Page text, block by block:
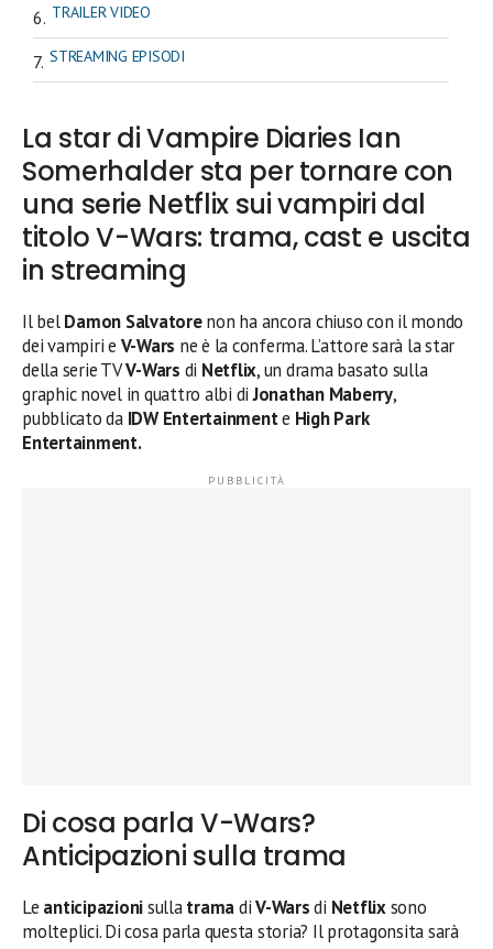
TRAILER VIDEO
STREAMING EPISODI
La star di Vampire Diaries Ian
Somerhalder sta per tornare con
una serie Netflix sui vampiri dal
titolo V-Wars: trama, cast e uscita
in streaming
Il belDamon Salvatorenon ha ancora chiuso con il mondo
dei vampiri e V-Wars ne è la conferma. L’attore sarà la star
della serie TVV-Wars di Netflix, un drama basato sulla
graphic novel in quattro albi diJonathan Maberry,
pubblicato da IDW Entertainmente High Park
Entertainment.
Di cosa parla V-Wars?
Anticipazioni sulla trama
Le anticipazionisullatramadiV-Warsdi Netflixsono
molteplici. Di cosa parla questa storia? Il protagonsita sarà